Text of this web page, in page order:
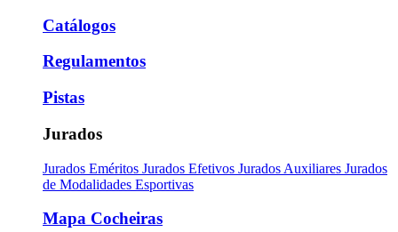
Catálogos
Regulamentos
Pistas
Jurados
Jurados Eméritos Jurados Efetivos Jurados Auxiliares Jurados
de Modalidades Esportivas
Mapa Cocheiras